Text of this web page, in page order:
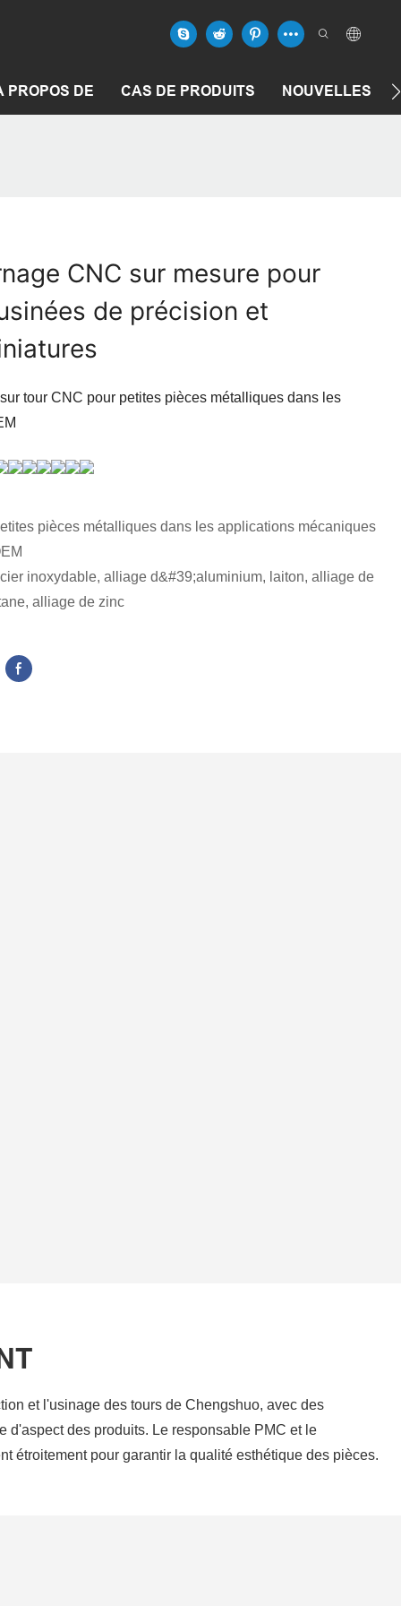
PROPOS DE CAS DE PRODUITS NOUVELLES
CNC sur mesure pour
de précision et
tour CNC pour petites pièces métalliques dans les
pièces métalliques dans les applications mécaniques
inoxydable, alliage d&#39;aluminium, laiton, alliage de
alliage de zinc
et l'usinage des tours de Chengshuo, avec des
d'aspect des produits. Le responsable PMC et le
étroitement pour garantir la qualité esthétique des pièces.